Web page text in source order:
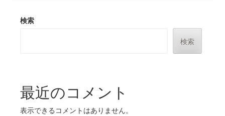
検索
検索
最近のコメント
表示できるコメントはありません。